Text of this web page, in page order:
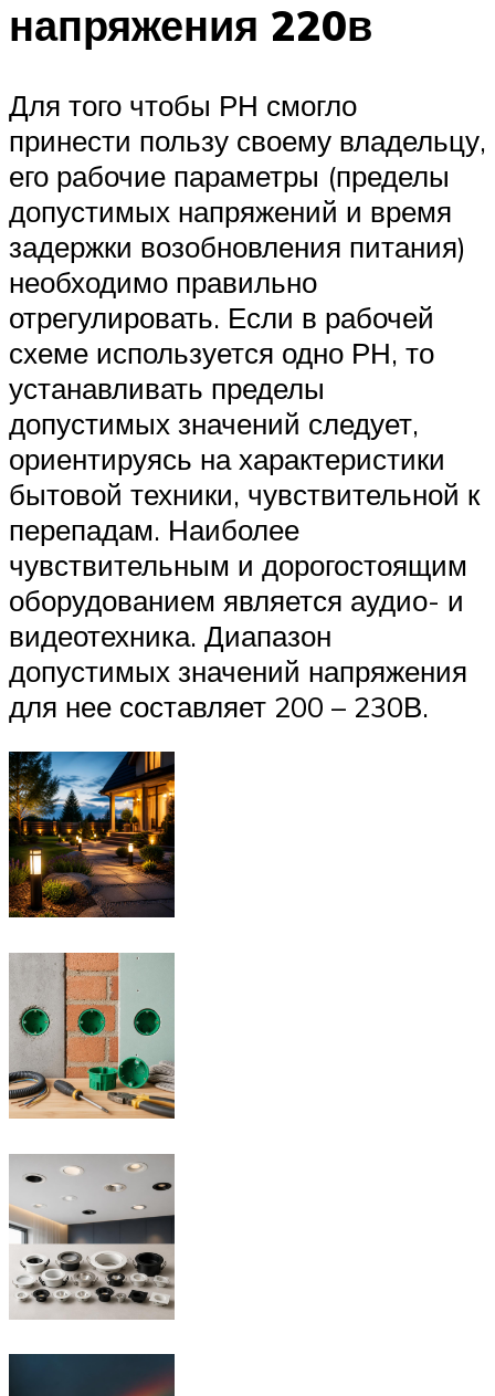
напряжения 220в
Для того чтобы РН смогло
принести пользу своему владельцу,
его рабочие параметры (пределы
допустимых напряжений и время
задержки возобновления питания)
необходимо правильно
отрегулировать. Если в рабочей
схеме используется одно РН, то
устанавливать пределы
допустимых значений следует,
ориентируясь на характеристики
бытовой техники, чувствительной к
перепадам. Наиболее
чувствительным и дорогостоящим
оборудованием является аудио- и
видеотехника. Диапазон
допустимых значений напряжения
для нее составляет 200 – 230В.